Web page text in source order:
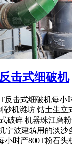
击式细破机
反击式细破机每小
砂机潍坊.钴土生立
破碎 机器珠江磨
宁波建筑用的淡沙
小时产800T粉石头